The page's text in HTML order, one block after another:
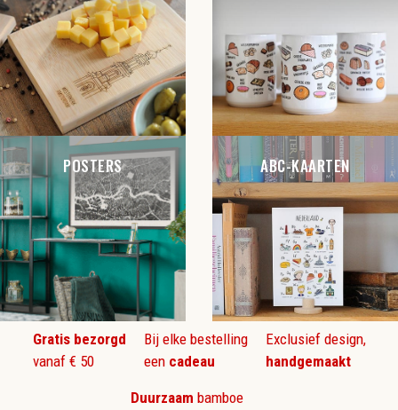
POSTERS ABC-KAARTEN
Gratis bezorgd
vanaf € 50
Bij elke bestelling
een cadeau
Exclusief design,
handgemaakt
Duurzaam bamboe